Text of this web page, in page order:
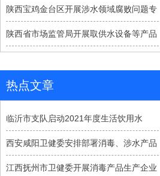
陕西宝鸡金台区开展涉水领域腐败问题专
陕西省市场监管局开展取供水设备等产品
热点文章
临沂市支队启动2021年度生活饮用水
西安咸阳卫健委安排部署消毒、涉水产品
江西抚州市卫健委开展消毒产品生产企业